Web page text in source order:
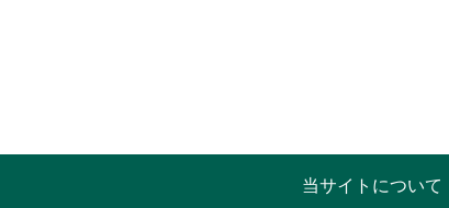
当サイトについて